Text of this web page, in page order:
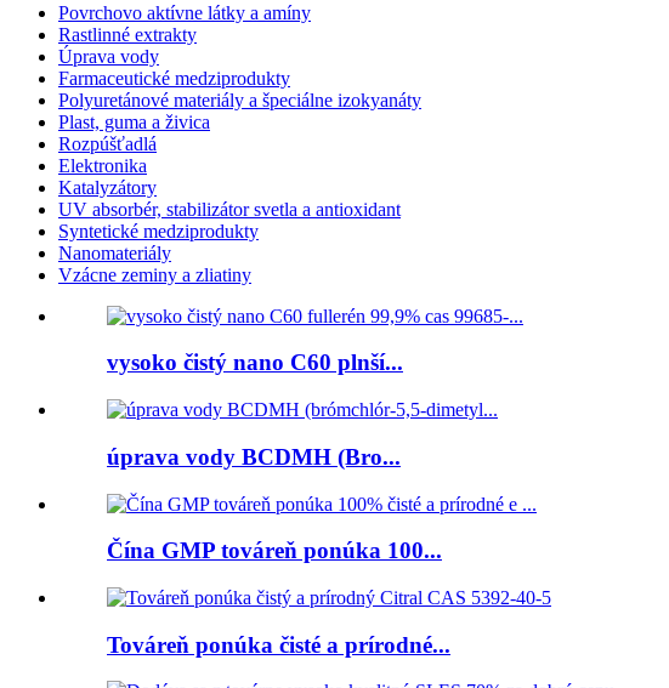
Povrchovo aktívne látky a amíny
Rastlinné extrakty
Úprava vody
Farmaceutické medziprodukty
Polyuretánové materiály a špeciálne izokyanáty
Plast, guma a živica
Rozpúšťadlá
Elektronika
Katalyzátory
UV absorbér, stabilizátor svetla a antioxidant
Syntetické medziprodukty
Nanomateriály
Vzácne zeminy a zliatiny
vysoko čistý nano C60 plnší...
úprava vody BCDMH (Bro...
Čína GMP továreň ponúka 100...
Továreň ponúka čisté a prírodné...